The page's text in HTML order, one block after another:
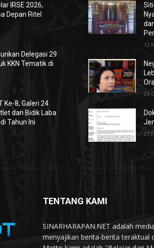
IRSE 2026,
Depan Ritel
Delegasi 29
KKN Tematik di
Ke-8, Galeri 24
dan Bidik Laba
Tahun Ini
12
24
27
TENTANG KAMI
SINARHARAPAN.NET adalah
menyajikan berita-berita teraktual